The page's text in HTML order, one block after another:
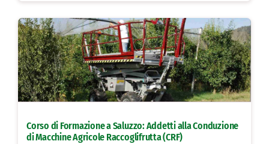
Corso di Formazione a Saluzzo: Addetti alla Conduzione
di Macchine Agricole Raccoglifrutta (CRF)